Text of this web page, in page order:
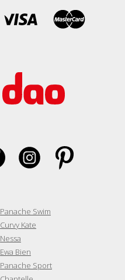
Panache Swim
Curvy Kate
Nessa
Ewa Bien
Panache Sport